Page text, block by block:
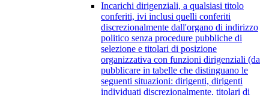
Incarichi dirigenziali, a qualsiasi titolo
conferiti, ivi inclusi quelli conferiti
discrezionalmente dall'organo di indirizzo
politico senza procedure pubbliche di
selezione e titolari di posizione
organizzativa con funzioni dirigenziali (da
pubblicare in tabelle che distinguano le
seguenti situazioni: dirigenti, dirigenti
individuati discrezionalmente, titolari di